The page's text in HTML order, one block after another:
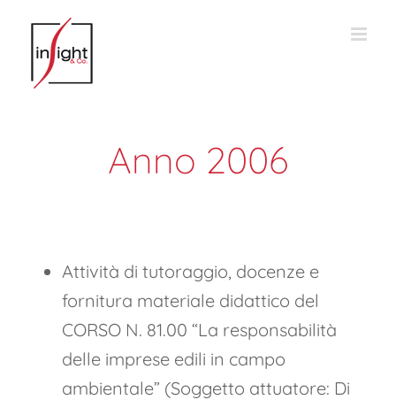
contenuto
Anno 2006
Attività di tutoraggio, docenze e
fornitura materiale didattico del
CORSO N. 81.00 “La responsabilità
delle imprese edili in campo
ambientale” (Soggetto attuatore: Di